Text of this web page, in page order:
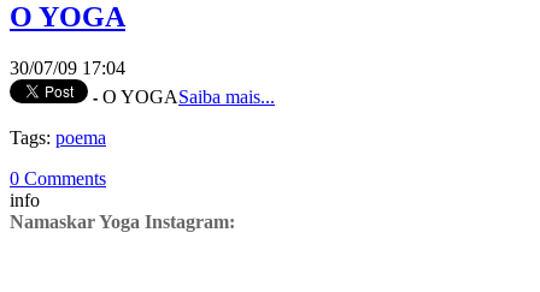
O YOGA
30/07/09 17:04
- O YOGASaiba mais...
Tags: poema
0 Comments
info
Namaskar Yoga Instagram: